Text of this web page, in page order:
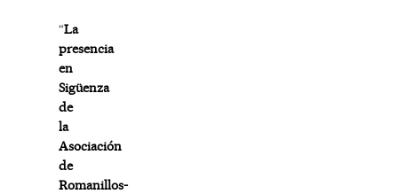
“La
presencia
en
Sigüenza
de
la
Asociación
de
Romanillos-